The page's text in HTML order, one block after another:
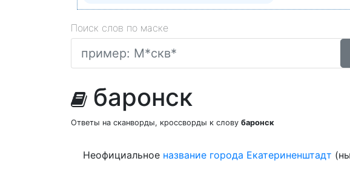
Поиск слов по маске
баронск
Ответы на сканворды, кроссворды к слову баронск
Неофициальное название города Екатериненштадт